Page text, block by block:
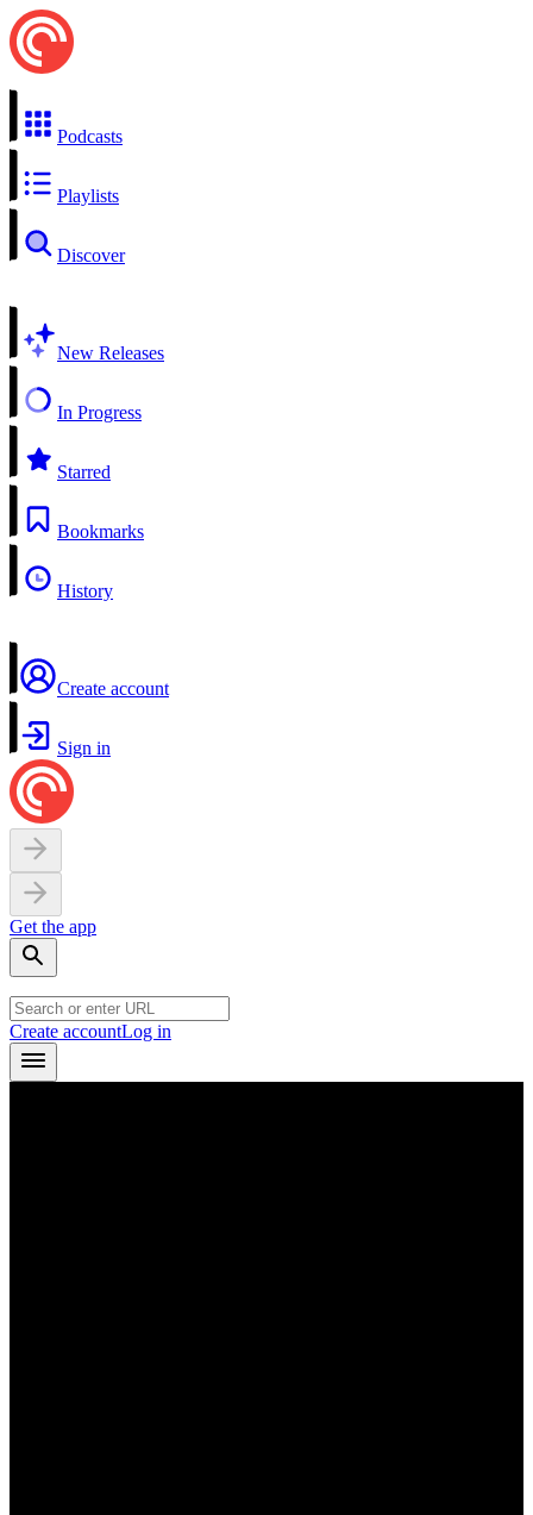
Podcasts
Playlists
Discover
New Releases
In Progress
Starred
Bookmarks
History
Create account
Sign in
Get the app
Create accountLog in